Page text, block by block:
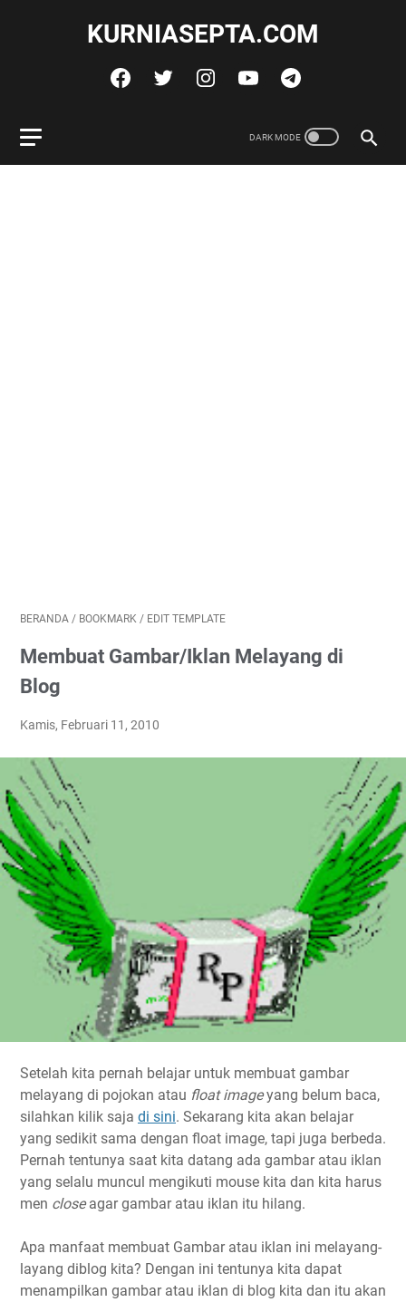
KURNIASEPTA.COM
BERANDA / BOOKMARK / EDIT TEMPLATE
Membuat Gambar/Iklan Melayang di
Blog
Kamis, Februari 11, 2010
Setelah kita pernah belajar untuk membuat gambar
melayang di pojokan atau float imageyang belum baca,
silahkan kilik saja di sini. Sekarang kita akan belajar
yang sedikit sama dengan float image, tapi juga berbeda.
Pernah tentunya saat kita datang ada gambar atau iklan
yang selalu muncul mengikuti mouse kita dan kita harus
men closeagar gambar atau iklan itu hilang.
Apa manfaat membuat Gambar atau iklan ini melayang-
layang diblog kita? Dengan ini tentunya kita dapat
menampilkan gambar atau iklan di blog kita dan itu akan